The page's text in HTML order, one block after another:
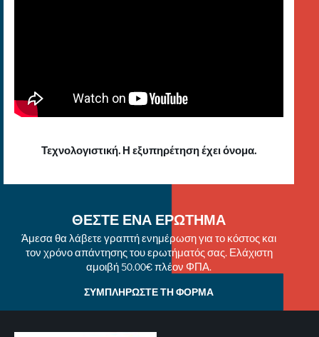
Τεχνολογιστική. Η εξυπηρέτηση έχει όνομα.
ΘΕΣΤΕ ΕΝΑ ΕΡΩΤΗΜΑ
Άμεσα θα λάβετε γραπτή ενημέρωση για το κόστος και
τον χρόνο απάντησης του ερωτήματός σας. Ελάχιστη
αμοιβή 50.00€ πλέον ΦΠΑ.
ΣΥΜΠΛΗΡΩΣΤΕ ΤΗ ΦΟΡΜΑ